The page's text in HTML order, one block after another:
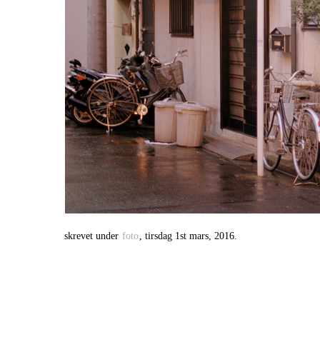
skrevet under foto, tirsdag 1st mars, 2016.